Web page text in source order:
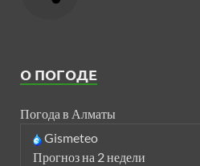
О ПОГОДЕ
Погода в Алматы
Gismeteo
Прогноз на 2 недели